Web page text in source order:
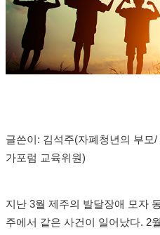
글쓴이: 김석주(자폐청년의 부모
가포럼 교육위원)
지난 3월 제주의 발달장애 모자
주에서 같은 사건이 일어났다. 2